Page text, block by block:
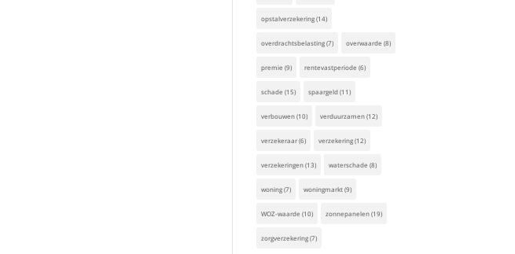
opstalverzekering(14)
overdrachtsbelasting(7) overwaarde (8)
premie (9) rentevastperiode (6)
schade (15) spaargeld(11)
verbouwen(10) verduurzamen(12)
verzekeraar(6) verzekering(12)
verzekeringen(13) waterschade (8)
woning(7) woningmarkt(9)
WOZ-waarde (10) zonnepanelen(19)
zorgverzekering(7)